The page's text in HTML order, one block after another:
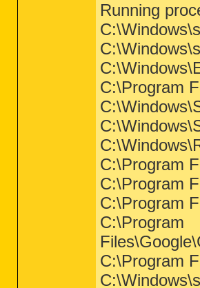
Running
C:\Program
C:\Program
C:\Program
C:\Program
C:\Program
C:\Program